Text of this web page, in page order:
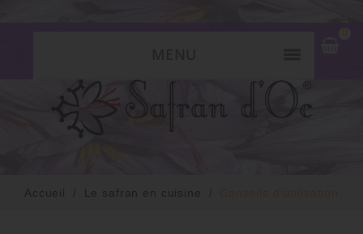
0
Accueil Le safran en cuisine Conseils d'utilisation